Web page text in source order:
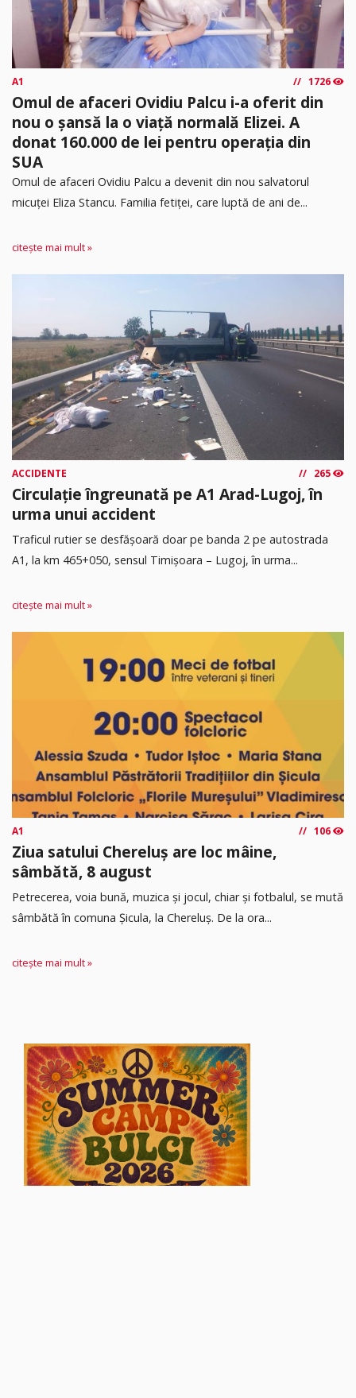
A1 1726
Omul de afaceri Ovidiu Palcu i-a oferit din
nou o șansă la o viață normală Elizei. A
donat 160.000 de lei pentru operația din
SUA
Omul de afaceri Ovidiu Palcu a devenit din nou salvatorul
micuței Eliza Stancu. Familia fetiței, care luptă de ani de...
citește mai mult »
ACCIDENTE 265
Circulație îngreunată pe A1 Arad-Lugoj, în
urma unui accident
Traficul rutier se desfășoară doar pe banda 2 pe autostrada
A1, la km 465+050, sensul Timişoara – Lugoj, în urma...
citește mai mult »
A1 106
Ziua satului Chereluș are loc mâine,
sâmbătă, 8 august
Petrecerea, voia bună, muzica și jocul, chiar și fotbalul, se mută
sâmbătă în comuna Șicula, la Chereluș. De la ora...
citește mai mult »